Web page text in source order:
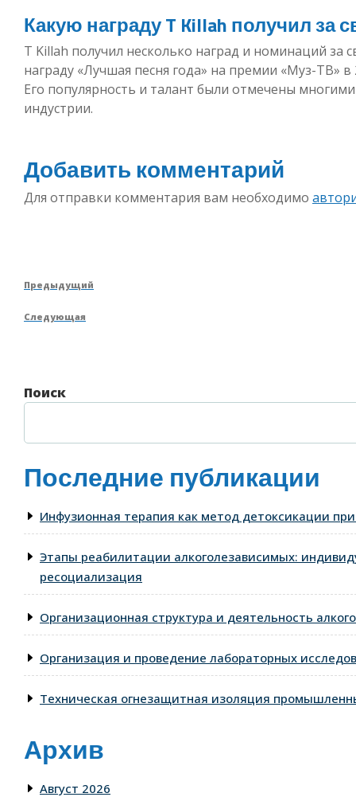
Какую награду T Killah получил
T Killah получил несколько наград и номинаций
награду «Лучшая песня года» на премии «Муз-ТВ»
Его популярность и талант были отмечены
индустрии.
Добавить комментарий
Для отправки комментария вам необходимо
Навигация
по
записям
Предыдущая
Предыдущий
Следующая
Следующая
Поиск
Последние публикации
Инфузионная терапия как метод детоксикации
Этапы реабилитации алкоголезависимых:
ресоциализация
Организационная структура и деятельность
Организация и проведение лабораторных
Техническая огнезащитная изоляция
Архив
Август 2026